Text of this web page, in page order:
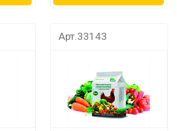
Арт.33143